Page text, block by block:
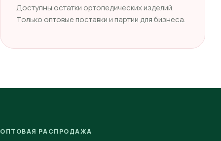
Доступны остатки ортопедических изделий.
Только оптовые поставки и партии для бизнеса.
ОПТОВАЯ РАСПРОДАЖА